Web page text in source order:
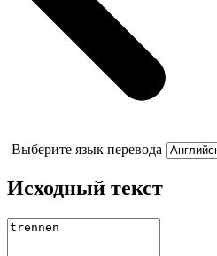
Выберите язык перевода
Исходный текст